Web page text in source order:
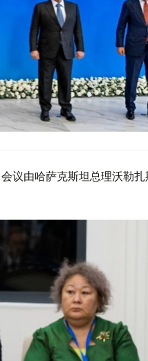
议由哈萨克斯坦总理沃勒扎